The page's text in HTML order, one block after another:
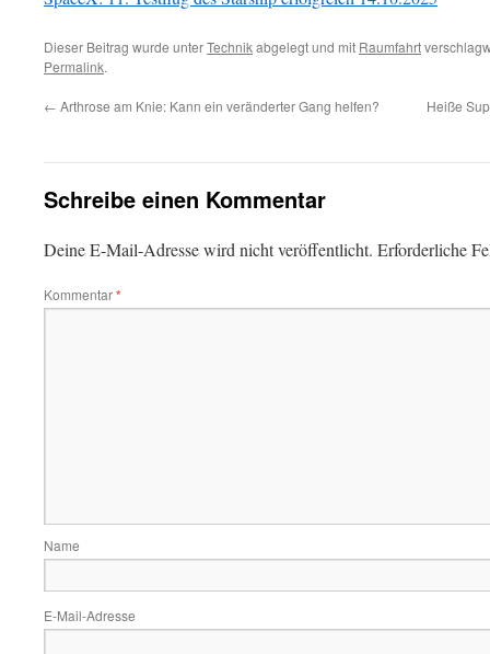
Dieser Beitrag wurde unterTechnikabgelegt und mit Raumfahrt
Permalink.
← Arthrose am Knie: Kann ein veränderter Gang helfen? Heiße
Schreibe einen Kommentar
Deine E-Mail-Adresse wird nicht veröffentlicht. Erforderliche
Kommentar*
Name
E-Mail-Adresse